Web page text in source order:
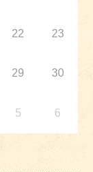
22 23
29 30
5 6